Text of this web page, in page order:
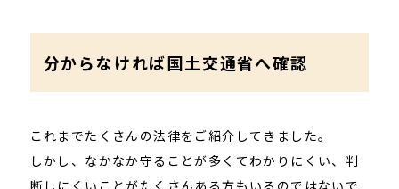
分からなければ国土交通省へ確認
これまでたくさんの法律をご紹介してきました。
しかし、なかなか守ることが多くてわかりにくい、判